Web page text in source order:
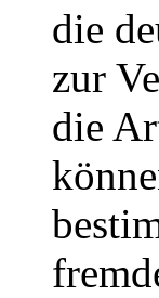
die
zur
die